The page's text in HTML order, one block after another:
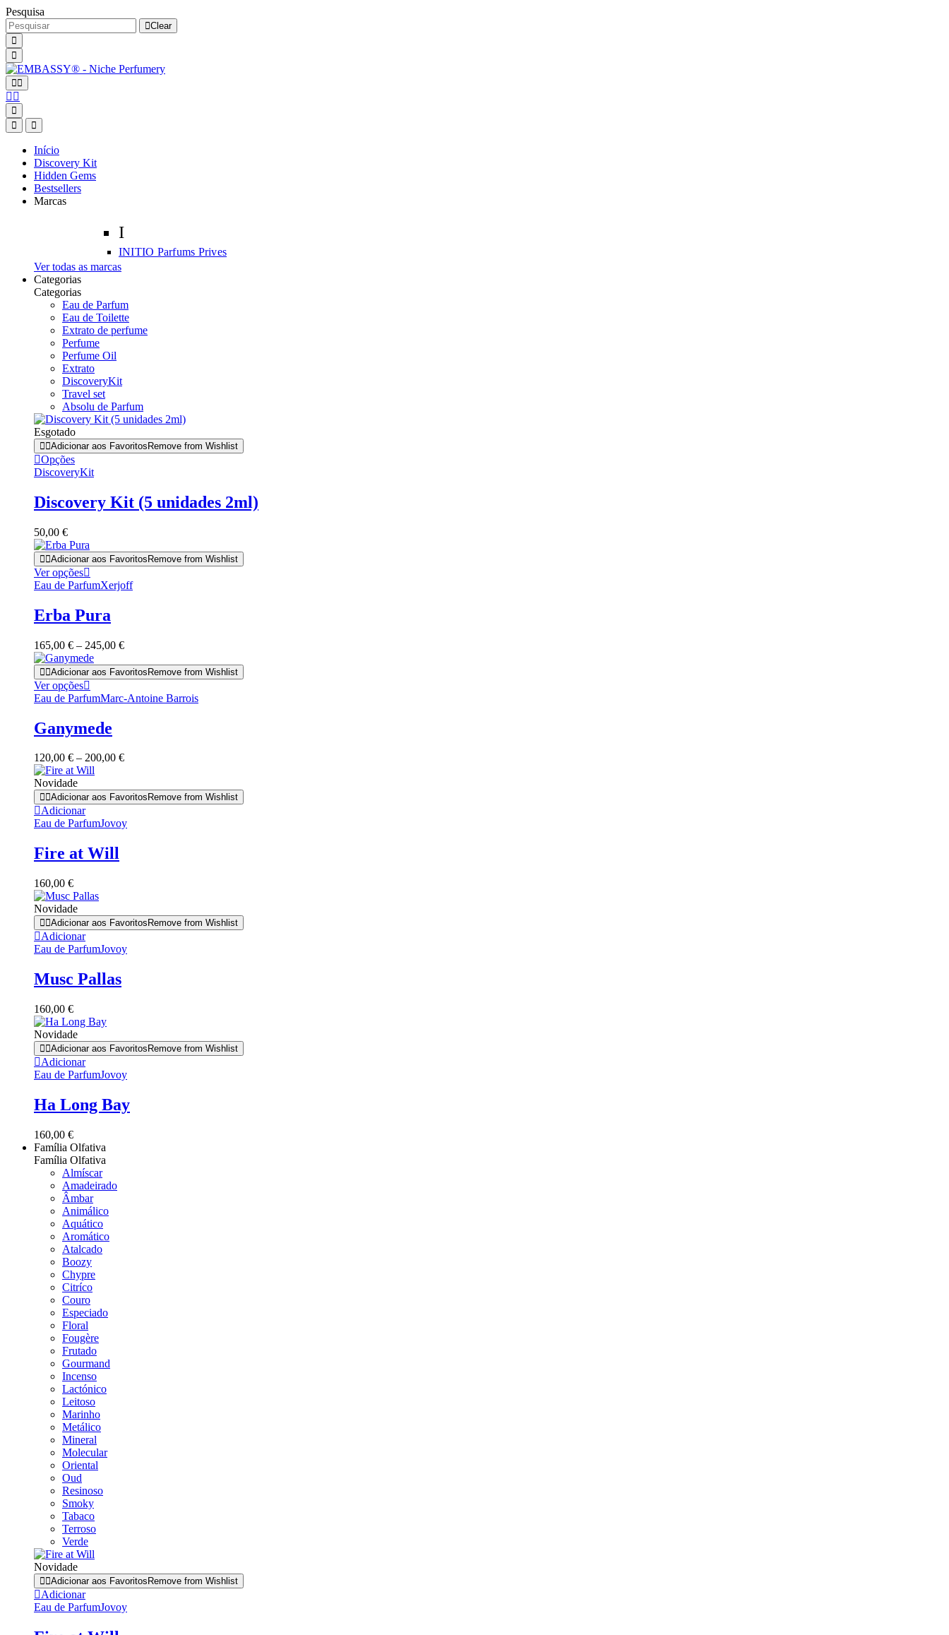
Pesquisa
Clear
Início
Discovery Kit
Hidden Gems
Bestsellers
Marcas
I
INITIO Parfums Prives
Ver todas as marcas
Categorias
Categorias
Eau de Parfum
Eau de Toilette
Extrato de perfume
Perfume
Perfume Oil
Extrato
DiscoveryKit
Travel set
Absolu de Parfum
Esgotado
Adicionar aos Favoritos Remove from Wishlist
Opções
DiscoveryKit
Discovery Kit (5 unidades 2ml)
50,00 €
Adicionar aos Favoritos Remove from Wishlist
Ver opções
product
variants.
options
may
be
on
product
page
Eau de ParfumXerjoff
Erba Pura
165,00 € – 245,00 €Price
165,00 €
through
245,00 €
Adicionar aos FavoritosRemove from Wishlist
Ver opções
product
multiple
variants.
options
may
chosen
the
page
Eau de ParfumMarc-Antoine Barrois
Ganymede
120,00 € – 200,00 €Price
through
200,00 €
Novidade
Adicionar aos Favoritos Remove from Wishlist
Adicionar
Eau de ParfumJovoy
Fire at Will
160,00 €
Novidade
Adicionar aos Favoritos Remove from Wishlist
Adicionar
Eau de ParfumJovoy
Musc Pallas
160,00 €
Novidade
Adicionar aos Favoritos Remove from Wishlist
Adicionar
Eau de ParfumJovoy
Ha Long Bay
160,00 €
Família Olfativa
Família Olfativa
Almíscar
Amadeirado
Âmbar
Animálico
Aquático
Aromático
Atalcado
Boozy
Chypre
Citríco
Couro
Especiado
Floral
Fougère
Frutado
Gourmand
Incenso
Lactónico
Leitoso
Marinho
Metálico
Mineral
Molecular
Oriental
Oud
Resinoso
Smoky
Tabaco
Terroso
Verde
Novidade
Adicionar aos Favoritos Remove from Wishlist
Adicionar
Eau de ParfumJovoy